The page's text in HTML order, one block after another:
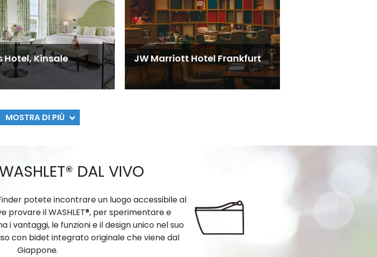
Hotel, Kinsale JW Marriott Hotel Frankfurt
MOSTRA DI PIÙ
DAL VIVO
potete incontrare un luogo accessibile al
provare il WASHLET®, per sperimentare e
i vantaggi, le funzioni e il design unico nel suo
con bidet integrato originale che viene dal
Giappone.